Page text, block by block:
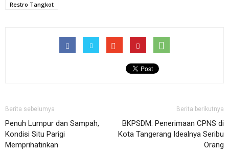
Restro Tangkot
Berita sebelumya
Penuh Lumpur dan Sampah,
Kondisi Situ Parigi
Memprihatinkan
Berita berikutnya
BKPSDM: Penerimaan CPNS di
Kota Tangerang Idealnya Seribu
Orang